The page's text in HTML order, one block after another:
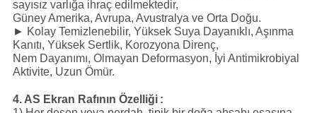
sayısız varlığa ihraç edilmektedir,
Güney Amerika, Avrupa, Avustralya ve Orta Doğu.
► Kolay Temizlenebilir, Yüksek Suya Dayanıklı, Aşınma
Kanıtı, Yüksek Sertlik, Korozyona Direnç,
Nem Dayanımı, Olmayan Deformasyon, İyi Antimikrobiyal
Aktivite, Uzun Ömür.
4. AS Ekran Rafının Özelliği :